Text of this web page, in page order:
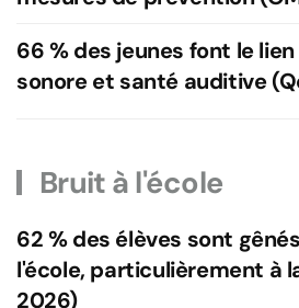
66 % des jeunes font le
sonore et santé auditive
Bruit à l'école
62 % des élèves sont
l'école, particulièrement à
2026)